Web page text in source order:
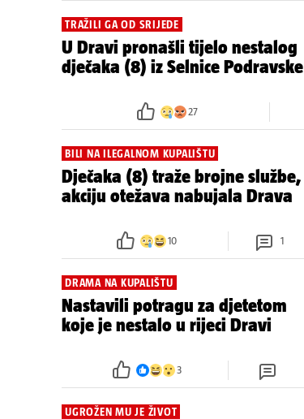
TRAŽILI GA OD SRIJEDE
U Dravi pronašli tijelo nestalog
dječaka (8) iz Selnice Podravske
27
BILI NA ILEGALNOM KUPALIŠTU
Dječaka (8) traže brojne službe,
akciju otežava nabujala Drava
10 1
DRAMA NA KUPALIŠTU
Nastavili potragu za djetetom
koje je nestalo u rijeci Dravi
3
UGROŽEN MU JE ŽIVOT